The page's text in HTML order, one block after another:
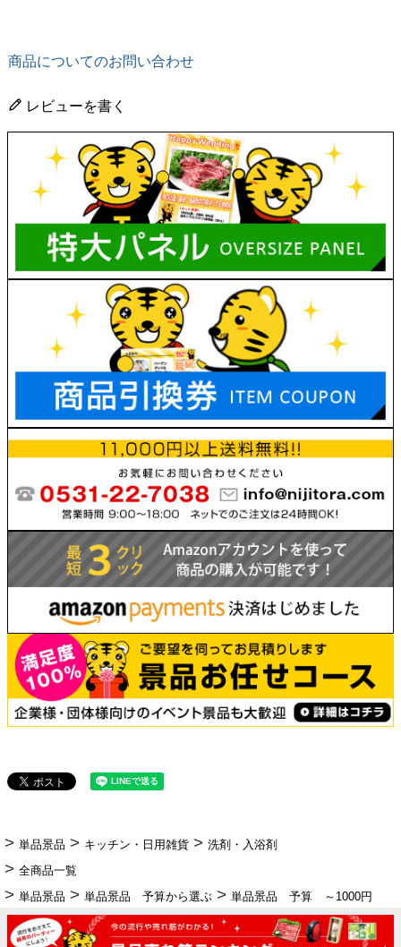
商品についてのお問い合わせ
レビューを書く
単品景品 キッチン・日用雑貨
洗剤・入浴剤
全商品一覧
単品景品
単品景品 予算から選ぶ 単品景品 予算 ～1000円